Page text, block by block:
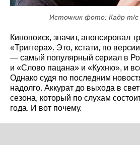
Источник фото: Кадр т/с
Кинопоиск, значит, анонсировал
«Триггера». Это, кстати, по
— самый популярный сериал в
и «Слово пацана» и «Кухню», и
Однако судя по последним
надолго. Аккурат до выхода в
сезона, который по слухам
года. И вот почему.